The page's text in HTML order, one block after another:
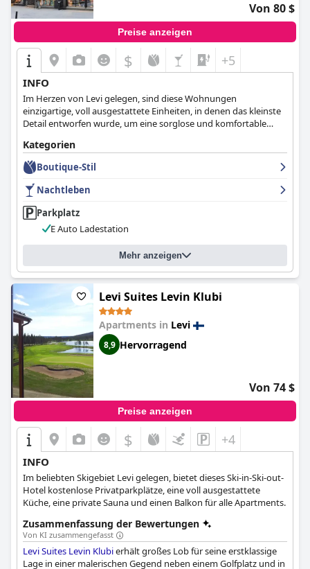
Von 80 $
Preise anzeigen
$ +5
INFO
Im Herzen von Levi gelegen, sind diese Wohnungen
einzigartige, voll ausgestattete Einheiten, in denen das kleinste
Detail entworfen wurde, um eine sorglose und komfortable
Kategorien
Boutique-Stil
Nachtleben
Parkplatz
E Auto Ladestation
Mehr anzeigen
Levi Suites Levin Klubi
Apartments in Levi
8,9 Hervorragend
Von 74 $
Preise anzeigen
$ +4
INFO
Im beliebten Skigebiet Levi gelegen, bietet dieses Ski-in-Ski-out-
Hotel kostenlose Privatparkplätze, eine voll ausgestattete
Küche, eine private Sauna und einen Balkon für alle Apartments.
Zusammenfassung der Bewertungen
Von KI zusammengefasst
Levi Suites Levin Klubierhält großes Lob für seine erstklassige
Lage in einer malerischen Gegend neben einem Golfplatz und in